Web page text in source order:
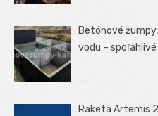
Betónové
vodu –
Raketa Artemis